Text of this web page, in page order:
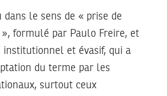
dans le sens de « prise de
formulé par Paulo Freire, et
institutionnel et évasif, qui a
du terme par les
surtout ceux